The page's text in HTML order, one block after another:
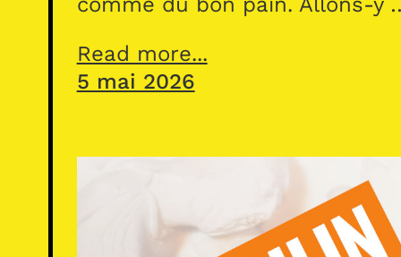
Read more...
5 mai 2026